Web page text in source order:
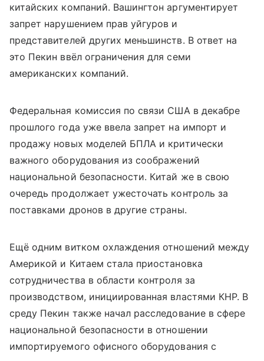
китайских компаний. Вашингтон аргументирует
запрет нарушением прав уйгуров и
представителей других меньшинств. В ответ на
это Пекин ввёл ограничения для семи
американских компаний.
Федеральная комиссия по связи США в декабре
прошлого года уже ввела запрет на импорт и
продажу новых моделей БПЛА и критически
важного оборудования из соображений
национальной безопасности. Китай же в свою
очередь продолжает ужесточать контроль за
поставками дронов в другие страны.
Ещё одним витком охлаждения отношений между
Америкой и Китаем стала приостановка
сотрудничества в области контроля за
производством, инициированная властями КНР. В
среду Пекин также начал расследование в сфере
национальной безопасности в отношении
импортируемого офисного оборудования с